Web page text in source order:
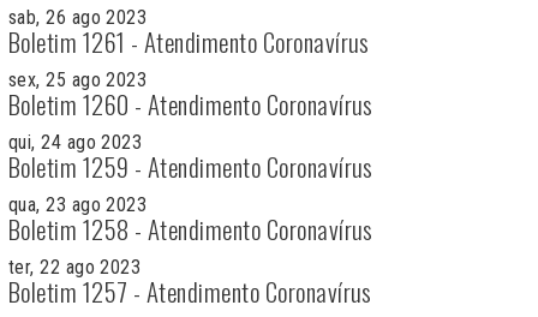
sab, 26 ago 2023
Boletim 1261 - Atendimento Coronavírus
sex, 25 ago 2023
Boletim 1260 - Atendimento Coronavírus
qui, 24 ago 2023
Boletim 1259 - Atendimento Coronavírus
qua, 23 ago 2023
Boletim 1258 - Atendimento Coronavírus
ter, 22 ago 2023
Boletim 1257 - Atendimento Coronavírus